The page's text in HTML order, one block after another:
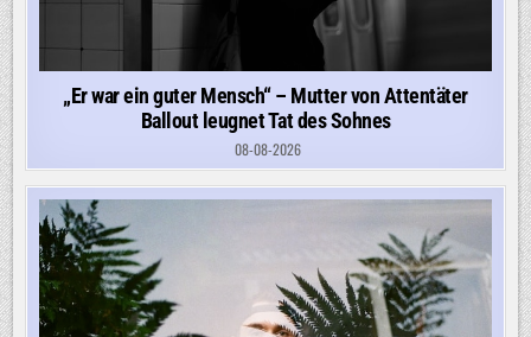
„Er war ein guter Mensch“ – Mutter von Attentäter
Ballout leugnet Tat des Sohnes
08-08-2026